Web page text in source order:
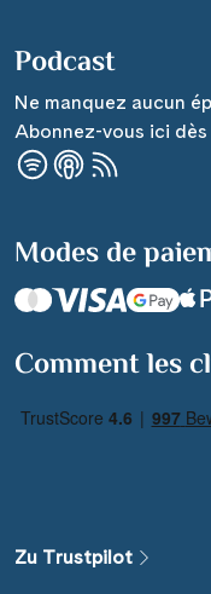
Podcast
Ne manquez aucun
Abonnez-vous ici
Modes de
Comment les
Zu Trustpilot